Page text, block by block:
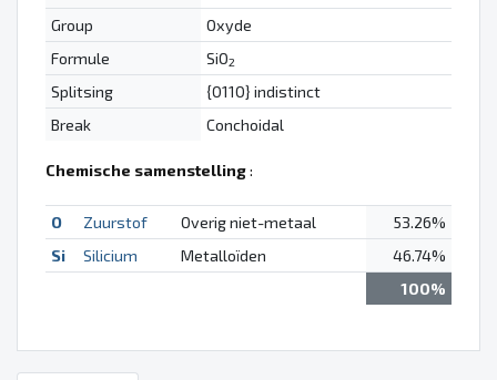
Group
Oxyde
Formule
SiO2
Splitsing
{0110} indistinct
Break
Conchoidal
Chemische samenstelling:
O Zuurstof Overig niet-metaal
53.26%
Si
Silicium Metalloïden
46.74%
100%